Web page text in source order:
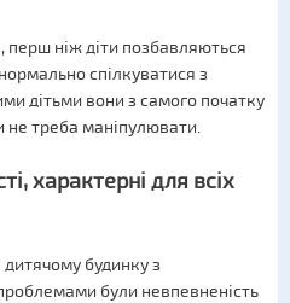
перш ніж діти позбавляються
спілкуватися з
дітьми вони з самого початку
не треба маніпулювати.
характерні для всіх
дитячому будинку з
були невпевненість